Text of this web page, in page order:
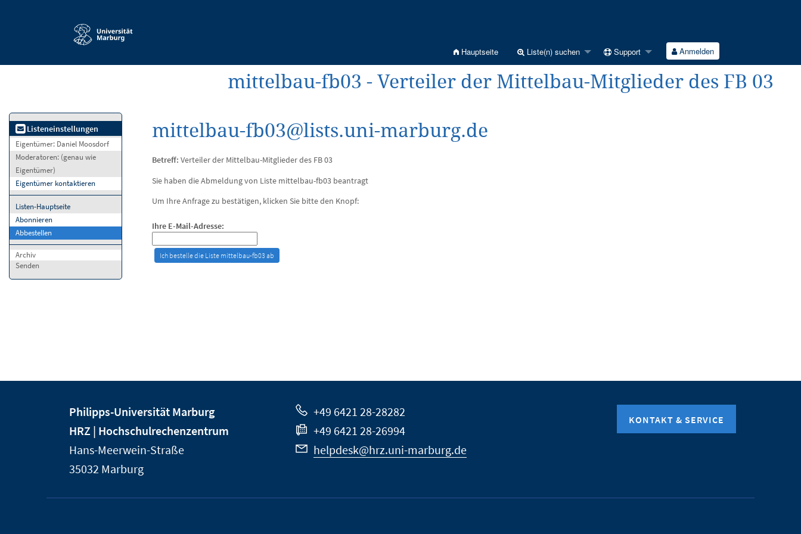
Hauptseite Liste(n) suchen Support Anmelden
mittelbau-fb03 - Verteiler der Mittelbau-Mitglieder des FB 03
Listeneinstellungen
Eigentümer: Daniel Moosdorf
Moderatoren: (genau wie
Eigentümer)
Eigentümer kontaktieren
Listen-Hauptseite
Abonnieren
Abbestellen
Archiv
Senden
mittelbau-fb03@lists.uni-marburg.de
Betreff: Verteiler der Mittelbau-Mitglieder des FB 03
Sie haben die Abmeldung von Liste mittelbau-fb03 beantragt
Um Ihre Anfrage zu bestätigen, klicken Sie bitte den Knopf:
Ihre E-Mail-Adresse:
Informationen
der
Universität
Marburg
Philipps-Universität Marburg
HRZ | Hochschulrechenzentrum
Hans-Meerwein-Straße
35032 Marburg
+49 6421 28-28282
+49 6421 28-26994
helpdesk@hrz.uni-marburg.de
KONTAKT & SERVICE